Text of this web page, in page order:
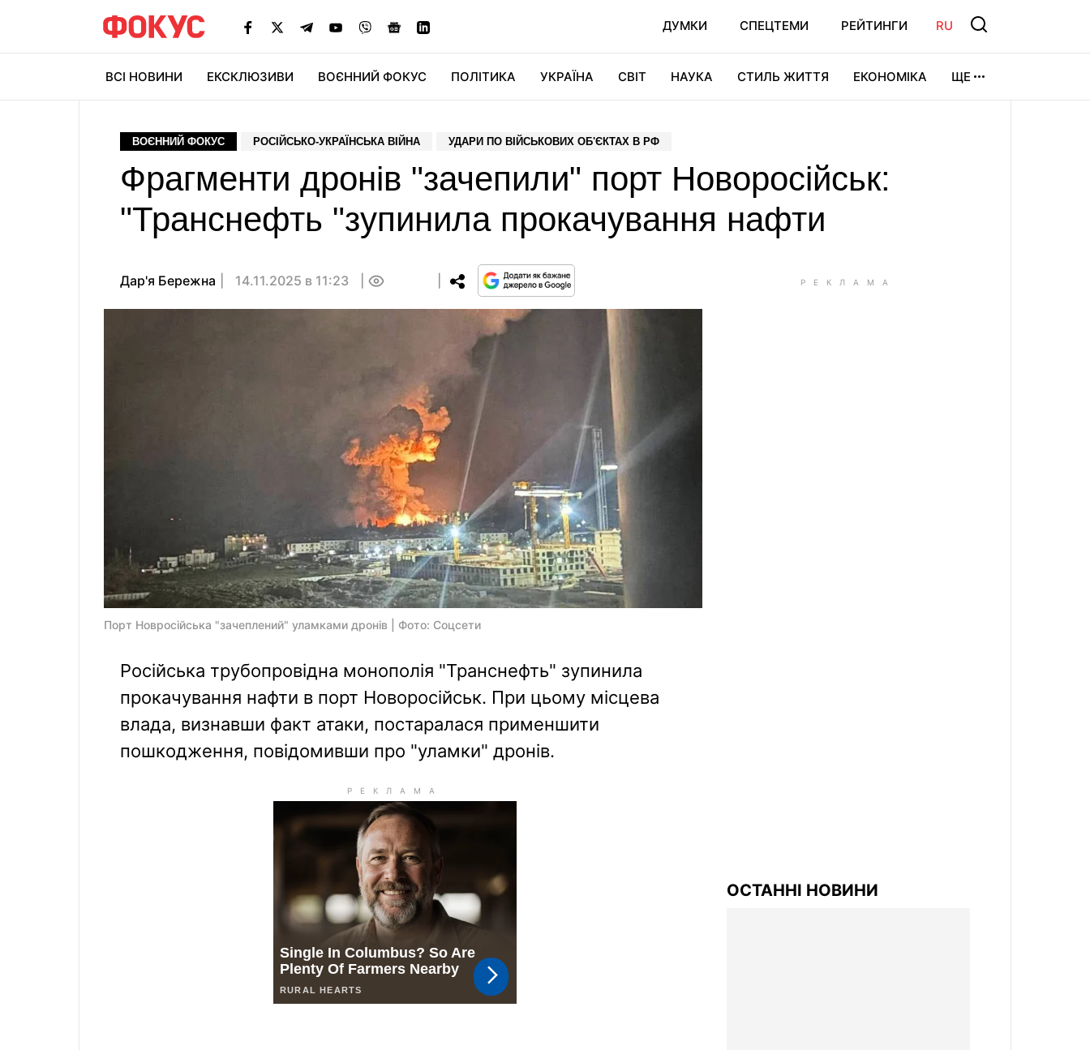
ДУМКИ СПЕЦТЕМИ РЕЙТИНГИ RU
ВСІ НОВИНИ ЕКСКЛЮЗИВИ ВОЄННИЙ ФОКУС ПОЛІТИКА УКРАЇНА СВІТ НАУКА СТИЛЬ ЖИТТЯ ЕКОНОМІКА ЩЕ
ВОЄННИЙ ФОКУС РОСІЙСЬКО-УКРАЇНСЬКА ВІЙНА УДАРИ ПО ВІЙСЬКОВИХ ОБ'ЄКТАХ В РФ
Фрагменти дронів "зачепили" порт Новоросійськ:
"Транснефть "зупинила прокачування нафти
Дар'я Бережна 14.11.2025 в 11:23
Порт Новросійська "зачеплений" уламками дронів | Фото: Соцсети
Російська трубопровідна монополія "Транснефть" зупинила
прокачування нафти в порт Новоросійськ. При цьому місцева
влада, визнавши факт атаки, постаралася применшити
пошкодження, повідомивши про "уламки" дронів.
ОСТАННІ НОВИНИ